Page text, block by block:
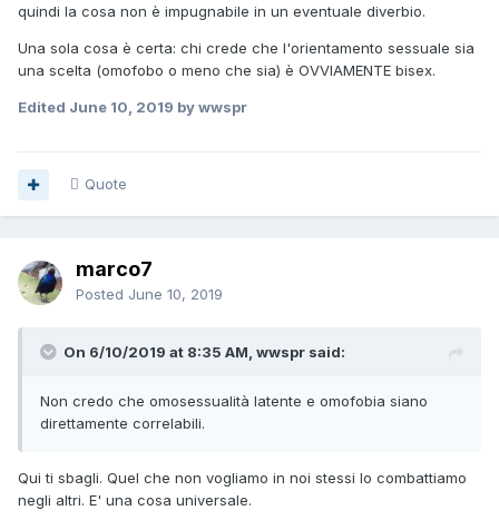
quindi la cosa non è impugnabile in un eventuale diverbio.
Una sola cosa è certa: chi crede che l'orientamento sessuale sia
una scelta (omofobo o meno che sia) è OVVIAMENTE bisex.
Edited June 10, 2019 by wwspr
Quote
marco7
Posted June 10, 2019
On 6/10/2019 at 8:35 AM, wwspr said:
Non credo che omosessualità latente e omofobia siano
direttamente correlabili.
Qui ti sbagli. Quel che non vogliamo in noi stessi lo combattiamo
negli altri. E' una cosa universale.